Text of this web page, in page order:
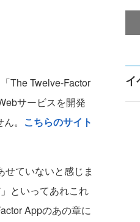
The Twelve-Factor
サービスを開発
。 こちらのサイト
ていないと感じま
といってあれこれ
Appのあの章に
イ